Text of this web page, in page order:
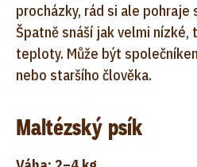
procházky, rád si ale pohraje
Špatně snáší jak velmi nízké,
teploty. Může být
nebo staršího člověka.
Maltézský psík